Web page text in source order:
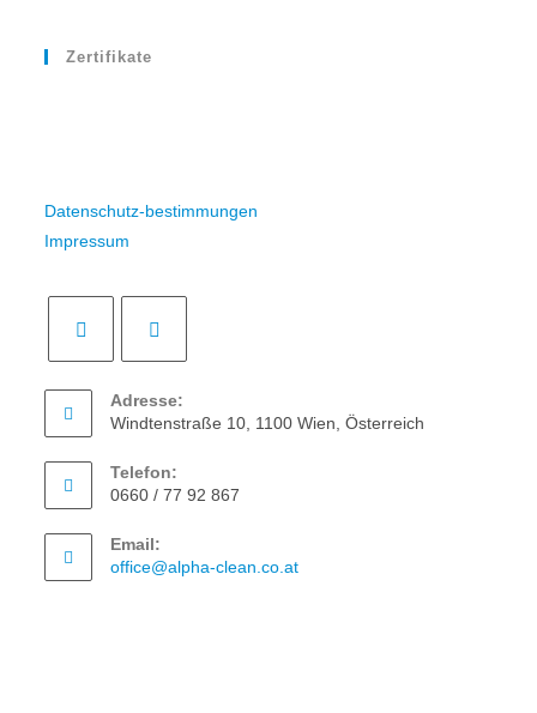
Zertifikate
Datenschutz-bestimmungen
Impressum
Adresse:
Windtenstraße 10, 1100 Wien, Österreich
Telefon:
0660 / 77 92 867
Email:
office@alpha-clean.co.at